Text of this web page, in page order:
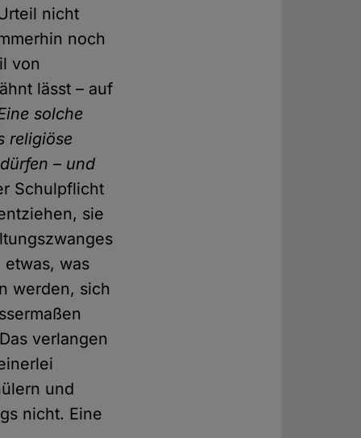
nicht
noch
von
lässt – auf
solche
religiöse
– und
Schulpflicht
sie
was
werden, sich
verlangen
und
nicht. Eine